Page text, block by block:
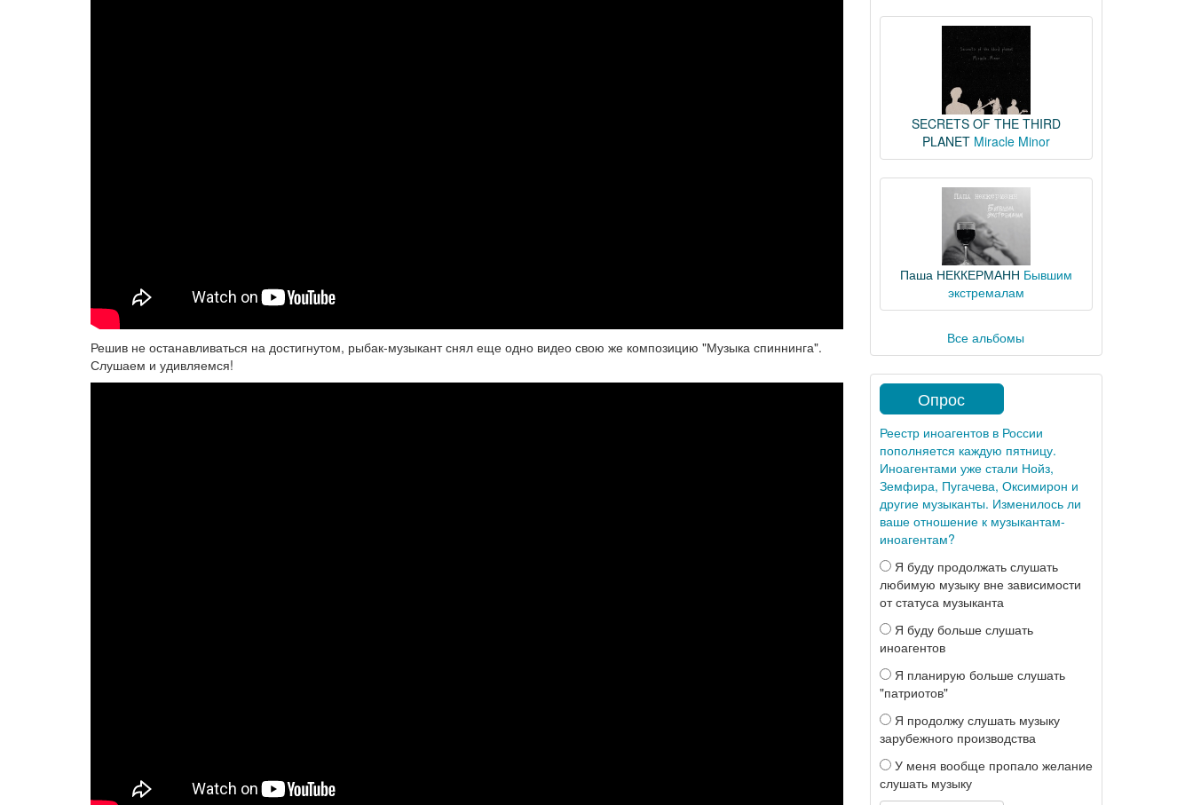
Решив не останавливаться на достигнутом, рыбак-музыкант снял еще одно видео свою же композицию "Музыка спиннинга".
Слушаем и удивляемся!
SECRETS OF THE THIRD
PLANET Miracle Minor
Паша НЕККЕРМАНН Бывшим
экстремалам
Все альбомы
Опрос
Реестр иноагентов в России
пополняется каждую пятницу.
Иноагентами уже стали Нойз,
Земфира, Пугачева, Оксимирон и
другие музыканты. Изменилось ли
ваше отношение к музыкантам-
иноагентам?
Я буду продолжать слушать
любимую музыку вне зависимости
от статуса музыканта
Я буду больше слушать
иноагентов
Я планирую больше слушать
"патриотов"
Я продолжу слушать музыку
зарубежного производства
У меня вообще пропало желание
слушать музыку